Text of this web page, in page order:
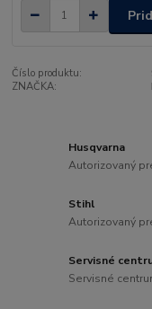
Číslo produktu:
ZNAČKA:
Husqvarna
Autorizovaný
Stihl
Autorizovaný
Servisné
Servisné